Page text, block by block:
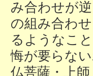
み合わせが
の組み合わ
るようなこ
悔が要らな
仏菩薩・上